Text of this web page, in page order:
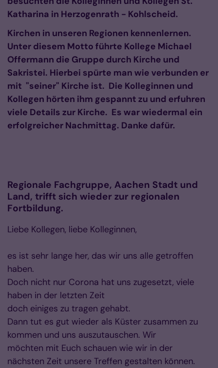
Katharina in Herzogenrath - Kohlscheid.
Kirchen in unseren Regionen kennenlernen.
Unter diesem Motto führte Kollege Michael
Offermann die Gruppe durch Kirche und
Sakristei. Hierbei spürte man wie verbunden er
mit "seiner" Kirche ist. Die Kolleginnen und
Kollegen hörten ihm gespannt zu und erfuhren
viele Details zur Kirche. Es war wiedermal ein
erfolgreicher Nachmittag. Danke dafür.
Regionale Fachgruppe, Aachen Stadt und
Land, trifft sich wieder zur regionalen
Fortbildung.
Liebe Kollegen, liebe Kolleginnen,
es ist sehr lange her, das wir uns alle getroffen
haben.
Doch nicht nur Corona hat uns zugesetzt, viele
haben in der letzten Zeit
doch einiges zu tragen gehabt.
Dann tut es gut wieder als Küster zusammen zu
kommen und uns auszutauschen. Wir
möchten mit Euch schauen wie wir in der
nächsten Zeit unsere Treffen gestalten können.